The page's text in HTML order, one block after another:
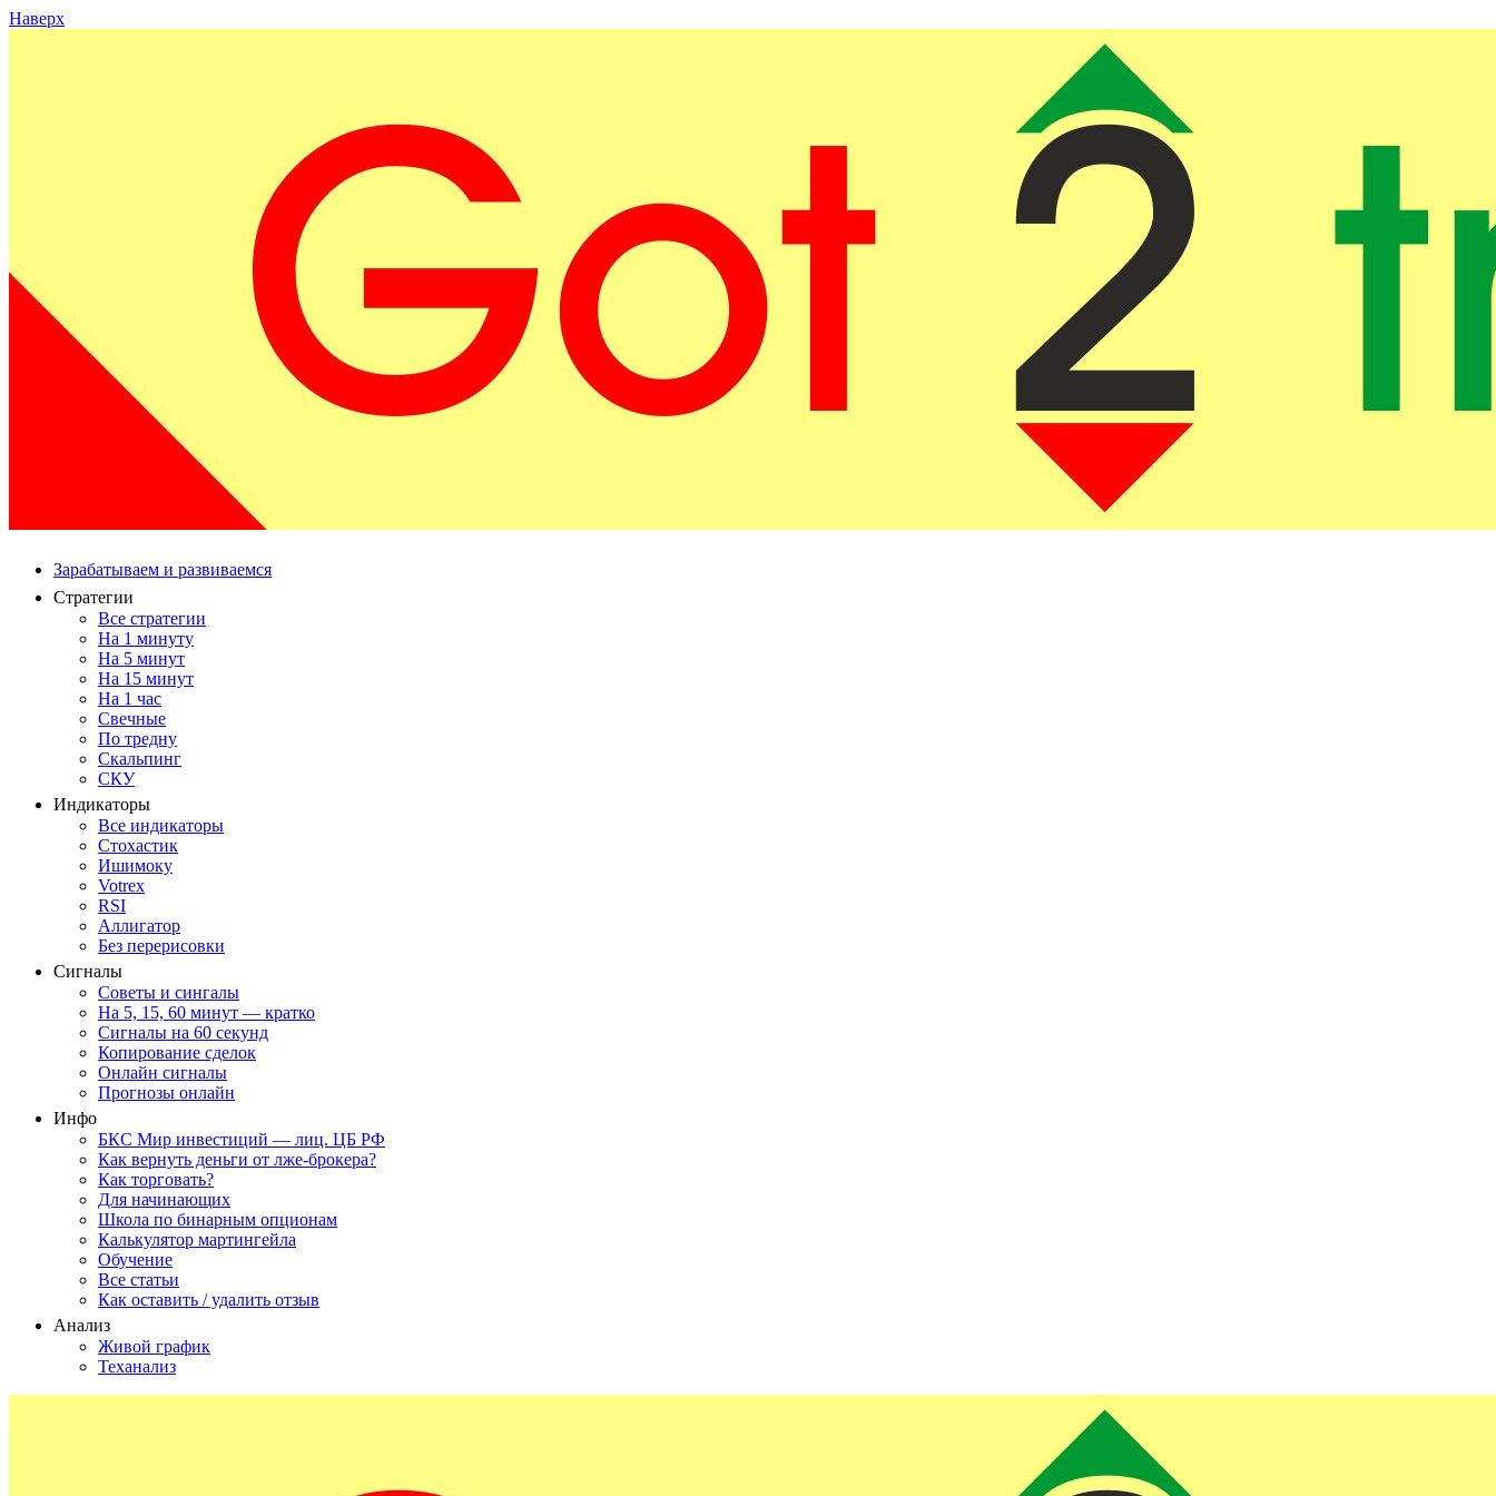
Наверх
Зарабатываем и развиваемся
Стратегии
Все стратегии
На 1 минуту
На 5 минут
На 15 минут
На 1 час
Свечные
По тредну
Скальпинг
СКУ
Индикаторы
Все индикаторы
Стохастик
Ишимоку
Votrex
RSI
Аллигатор
Без перерисовки
Сигналы
Советы и сингалы
На 5, 15, 60 минут — кратко
Сигналы на 60 секунд
Копирование сделок
Онлайн сигналы
Прогнозы онлайн
Инфо
БКС Мир инвестиций — лиц. ЦБ РФ
Как вернуть деньги от лже-брокера?
Как торговать?
Для начинающих
Школа по бинарным опционам
Калькулятор мартингейла
Обучение
Все статьи
Как оставить / удалить отзыв
Анализ
Живой график
Теханализ